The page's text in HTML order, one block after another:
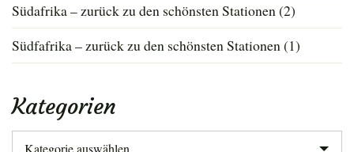
Südafrika – zurück zu den schönsten Stationen (2)
Südfafrika – zurück zu den schönsten Stationen (1)
Kategorien
Kategorien